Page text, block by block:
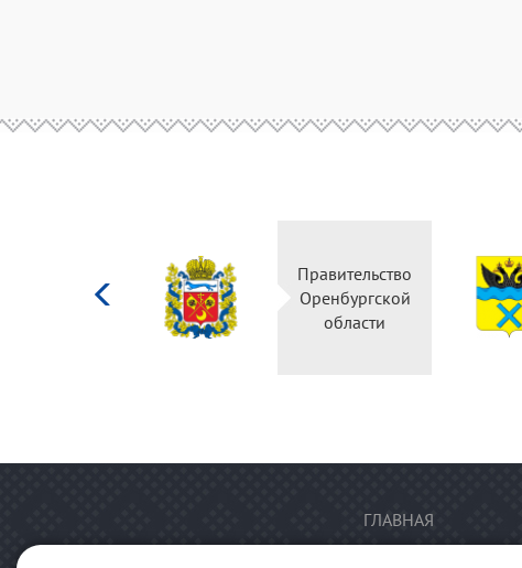
Правительство
Оренбургской
области
ГЛАВНАЯ